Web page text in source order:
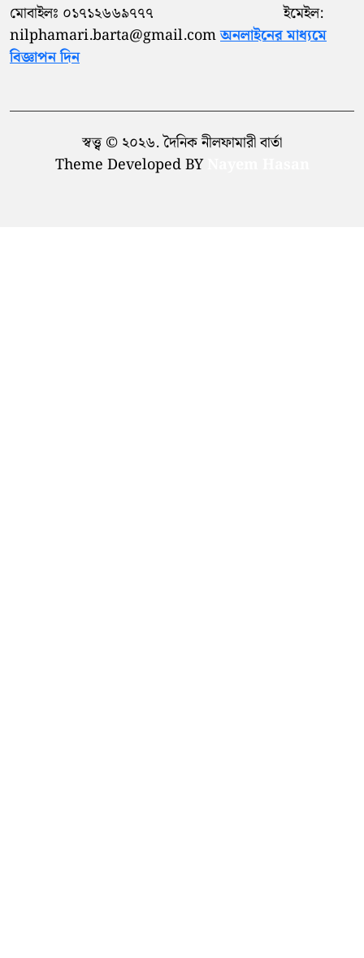
মোবাইলঃ ০১৭১২৬৬৯৭৭৭ ইমেইল:
nilphamari.barta@gmail.comঅনলাইনের মাধ্যমে
বিজ্ঞাপন দিন
স্বত্ত্ব © ২০২৬. দৈনিক নীলফামারী বার্তা
Theme Developed BY